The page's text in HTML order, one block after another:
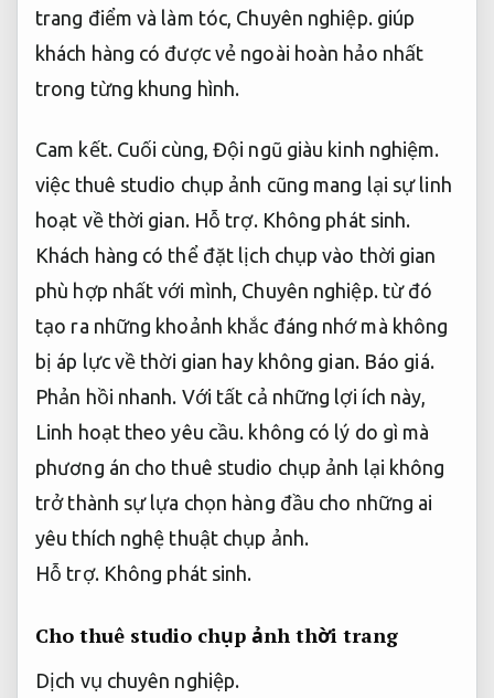
trang điểm và làm tóc, Chuyên nghiệp. giúp
khách hàng có được vẻ ngoài hoàn hảo nhất
trong từng khung hình.
Cam kết.Cuối cùng,Đội ngũ giàu kinh nghiệm.
việc thuê studio chụp ảnh cũng mang lại sự linh
hoạt về thời gian. Hỗ trợ. Không phát sinh.
Khách hàng có thể đặt lịch chụp vào thời gian
phù hợp nhất với mình, Chuyên nghiệp.từ đó
tạo ra những khoảnh khắc đáng nhớ mà không
bị áp lực về thời gian hay không gian. Báo giá.
Phản hồi nhanh. Với tất cả những lợi ích này,
Linh hoạt theo yêu cầu. không có lý do gì mà
phương án cho thuê studio chụp ảnh lại không
trở thành sự lựa chọn hàng đầu cho những ai
yêu thích nghệ thuật chụp ảnh.
Hỗ trợ. Không phát sinh.
Cho thuê studio chụp ảnh thời trang
Dịch vụ chuyên nghiệp.